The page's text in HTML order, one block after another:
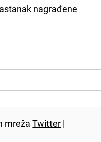
nagrađene
mrežaTwitter |